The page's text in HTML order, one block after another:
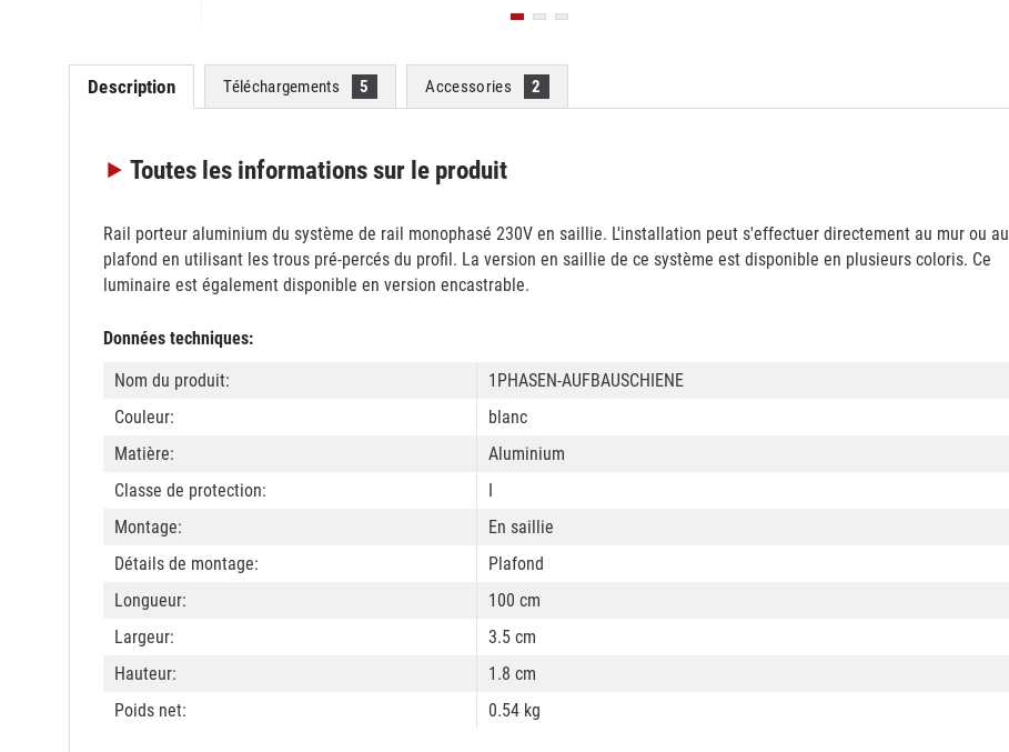
Description Téléchargements 5 Accessories 2
Toutes les informationssur le produit
Rail porteur aluminium du système de rail monophasé 230V en saillie. L'installation peut s'effectuer directement au mur ou au
plafond en utilisant les trous pré-percés du profil. La version en saillie de ce système est disponible en plusieurs coloris. Ce
luminaire est également disponible en version encastrable.
Données techniques:
Nom du produit:
1PHASEN-AUFBAUSCHIENE
Couleur:
blanc
Matière:
Aluminium
Classe de protection:
I
Montage:
En saillie
Détails de montage:
Plafond
Longueur:
100 cm
Largeur:
3.5 cm
Hauteur:
1.8 cm
Poids net:
0.54 kg